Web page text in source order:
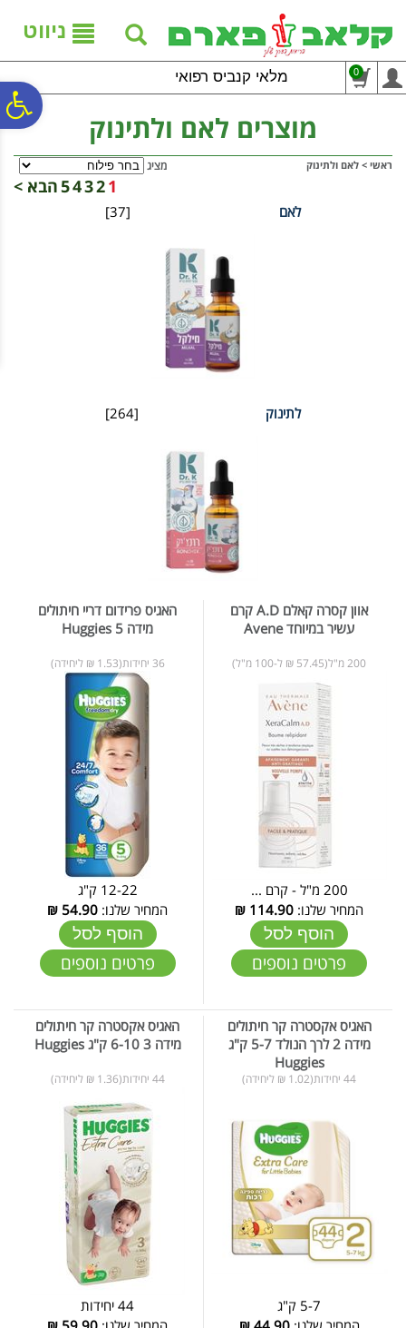
נגישות
אתר
המרכזי
ניווט
מלאי קנביס רפואי 0
מוצרים לאם ולתינוק
ראשי > לאם ולתינוק מציג
1
2
3
4
5הבא >
[37] לאם
[264] לתינוק
אוון קסרה קאלם A.D קרם
עשיר במיוחד Avene
200 מ"ל(57.45 ₪ ל-100 מ"ל)
200 מ"ל - קרם ...
המחיר שלנו: 114.90
₪
הוסף לסל
פרטים נוספים
האגיס פרידום דריי חיתולים
מידה 5 Huggies
36 יחידות(1.53 ₪ ליחידה)
12-22 ק"ג
המחיר שלנו: 54.90
₪
הוסף לסל
פרטים נוספים
האגיס אקסטרה קר חיתולים
מידה 2 לרך הנולד 5-7 ק"ג
Huggies
44 יחידות(1.02 ₪ ליחידה)
5-7 ק"ג
האגיס אקסטרה קר חיתולים
מידה 3 6-10 ק"ג Huggies
44 יחידות(1.36 ₪ ליחידה)
44 יחידות